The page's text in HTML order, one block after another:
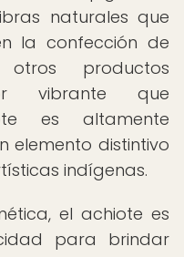
naturales que
la confección de
productos
vibrante que
es altamente
elemento distintivo
indígenas.
el achiote es
para brindar